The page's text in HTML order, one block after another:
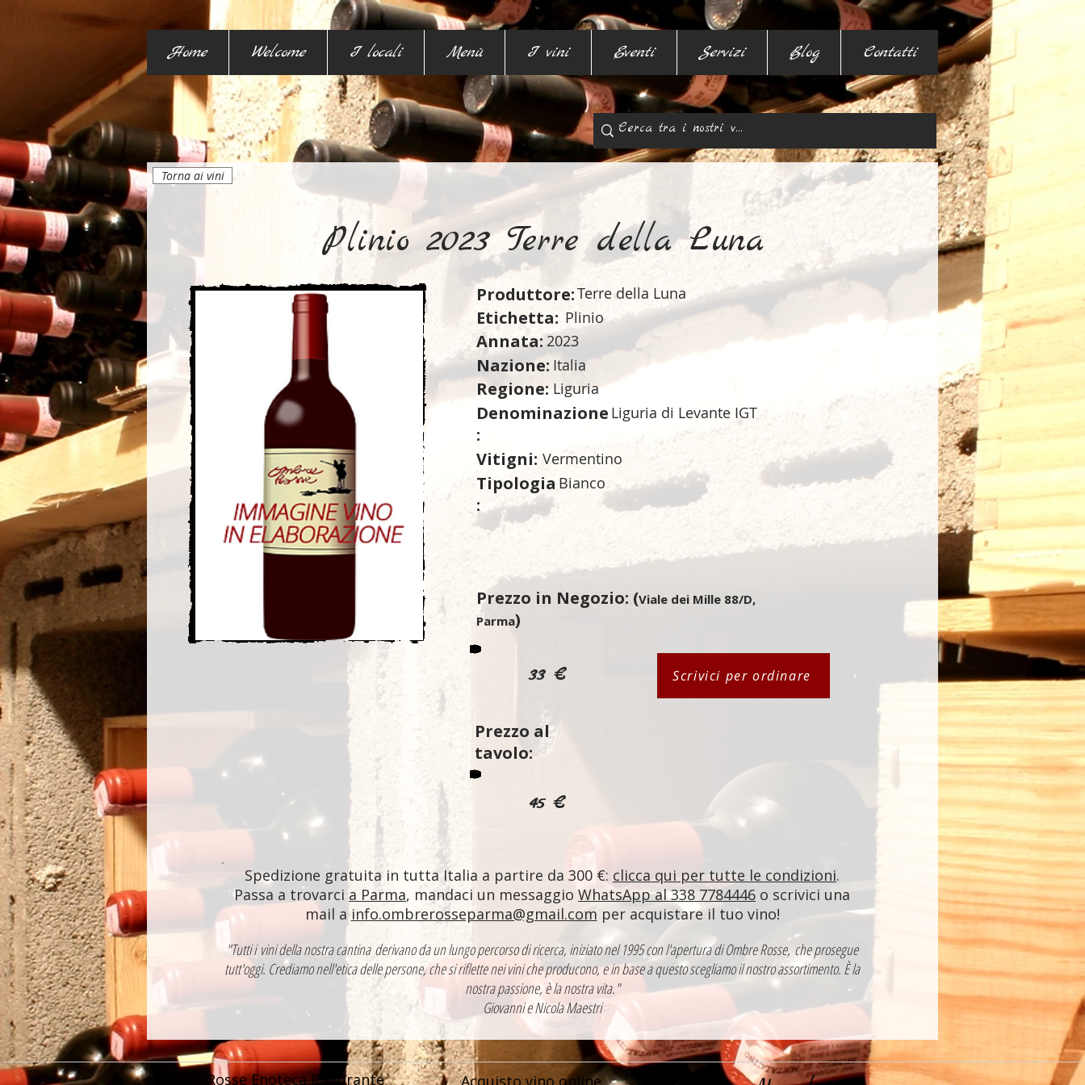
Home Welcome I locali Menù I vini Eventi Servizi Blog Contatti
Torna ai vini
Plinio 2023 Terre della Luna
Produttore:Terre della Luna
Etichetta: Plinio
Annata: 2023
Nazione: Italia
Regione: Liguria
Denominazione
:
Liguria di Levante IGT
Vitigni: Vermentino
Tipologia
:
Bianco
Prezzo in Negozio: (Viale dei Mille 88/D,
Parma)
33 € Scrivici per ordinare
Prezzo al
tavolo:
45 €
Spedizione gratuita in tutta Italia a partire da 300 €: clicca qui per tutte le condizioni.
Passa a trovarci a Parma, mandaci un messaggio WhatsApp al 338 7784446 o scrivici una
mail a info.ombrerosseparma@gmail.com per acquistare il tuo vino!
"Tutti i vini della nostra cantina derivano da un lungo percorso di ricerca, iniziato nel 1995 con l'apertura di Ombre Rosse, che prosegue
tutt'oggi. Crediamo nell'etica delle persone, che si riflette nei vini che producono, e in base a questo scegliamo il nostro assortimento. È la
nostra passione, è la nostra vita."
Giovanni e Nicola Maestri
Ombre Rosse Enoteca Ristorante Acquisto vino online